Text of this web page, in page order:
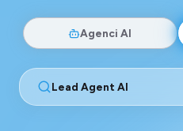
Agenci AI
Lead Agent AI